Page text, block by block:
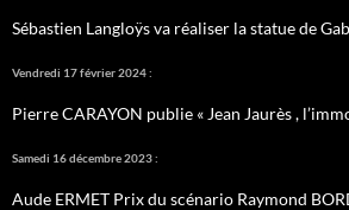
Sébastien Langloÿs va réaliser la statue de
Vendredi 17 février 2024 :
Pierre CARAYON publie « Jean Jaurès ,
Samedi 16 décembre 2023 :
Aude ERMET Prix du scénario Raymond